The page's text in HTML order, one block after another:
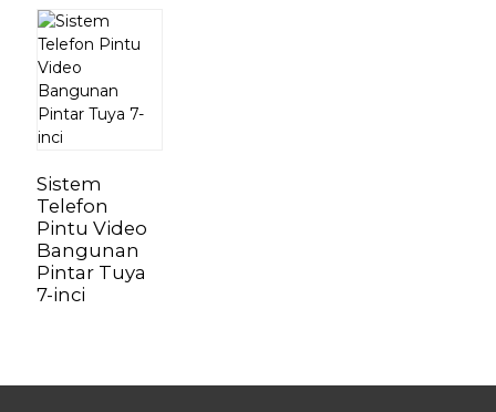
Sistem
Telefon
Pintu Video
Bangunan
Pintar Tuya
7-inci